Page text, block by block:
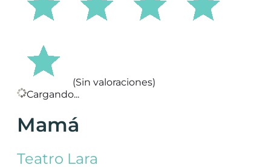
(Sin valoraciones)
Cargando...
Mamá
Teatro Lara